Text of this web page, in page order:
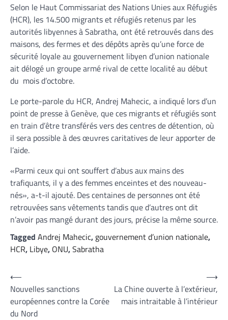
Selon le Haut Commissariat des Nations Unies aux Réfugiés
(HCR), les 14.500 migrants et réfugiés retenus par les
autorités libyennes à Sabratha, ont été retrouvés dans des
maisons, des fermes et des dépôts après qu’une force de
sécurité loyale au gouvernement libyen d’union nationale
ait délogé un groupe armé rival de cette localité au début
du mois d’octobre.
Le porte-parole du HCR, Andrej Mahecic, a indiqué lors d’un
point de presse à Genève, que ces migrants et réfugiés sont
en train d’être transférés vers des centres de détention, où
il sera possible à des œuvres caritatives de leur apporter de
l’aide.
«Parmi ceux qui ont souffert d’abus aux mains des
trafiquants, il y a des femmes enceintes et des nouveau-
nés», a-t-il ajouté. Des centaines de personnes ont été
retrouvées sans vêtements tandis que d’autres ont dit
n’avoir pas mangé durant des jours, précise la même source.
Tagged Andrej Mahecic, gouvernement d’union nationale,
HCR, Libye, ONU,Sabratha
Navigation
de
l’article
⟵
Nouvelles sanctions
européennes contre la Corée
du Nord
La Chine ouverte à l’extérieur,
mais intraitable à l’intérieur
⟶